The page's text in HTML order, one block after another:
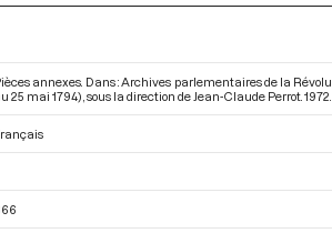
annexes. Dans : Archives parlementaires de la
25 mai 1794) , sous la direction de Jean-Claude Perrot. 1972.